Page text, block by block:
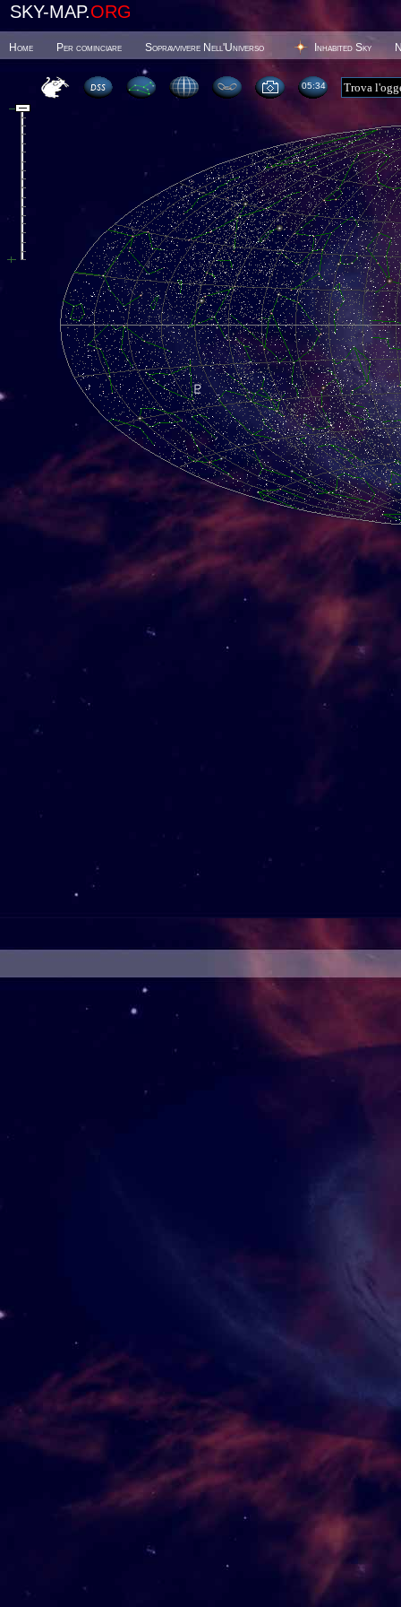
SKY-MAP.ORG
Home Per cominciare Sopravvivere Nell'Universo Inhabited Sky
05 34